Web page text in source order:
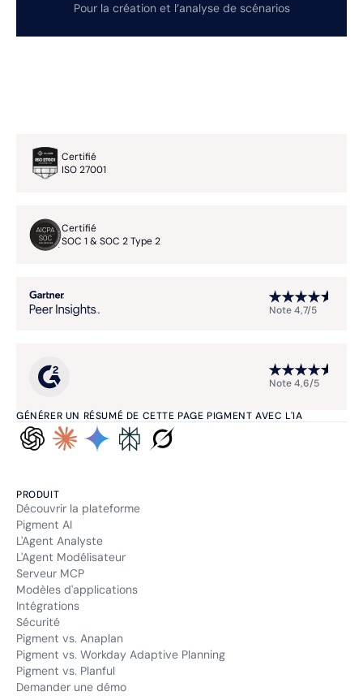
Pour la création et l’analyse de scénarios
GÉNÉRER UN RÉSUMÉ DE CETTE PAGE PIGMENT AVEC L'IA
Certifié
ISO 27001
Certifié
SOC 1 & SOC 2 Type 2
Note 4,7/5
Note 4,6/5
PRODUIT
Découvrir la plateforme
Pigment AI
L'Agent Analyste
L'Agent Modélisateur
Serveur MCP
Modèles d'applications
Intégrations
Sécurité
Pigment vs. Anaplan
Pigment vs. Workday Adaptive Planning
Pigment vs. Planful
Demander une démo